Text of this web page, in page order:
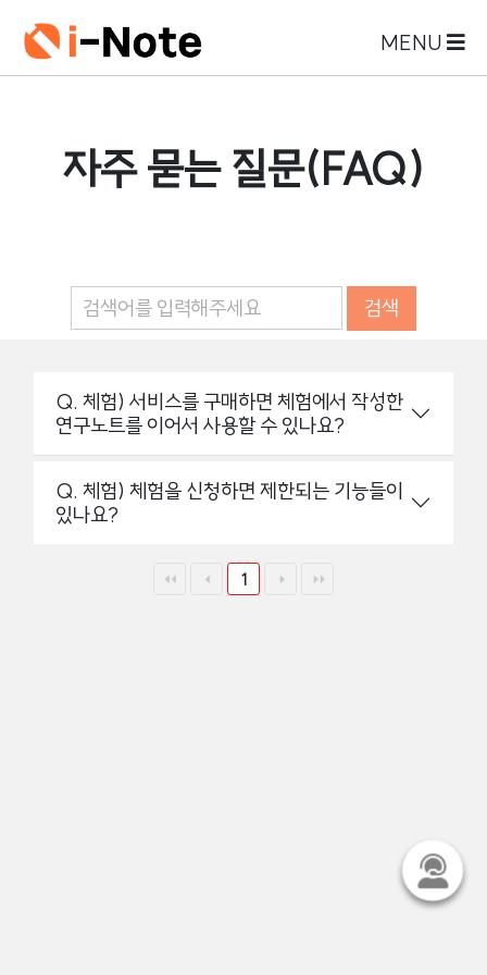
MENU
자주 묻는 질문(FAQ)
검색
Q. 체험) 서비스를 구매하면 체험에서 작성한
연구노트를 이어서 사용할 수 있나요?
Q. 체험) 체험을 신청하면 제한되는 기능들이
있나요?
1